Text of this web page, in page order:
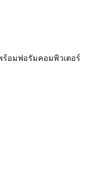
ร้อมฟอรัมคอมพิวเตอร์